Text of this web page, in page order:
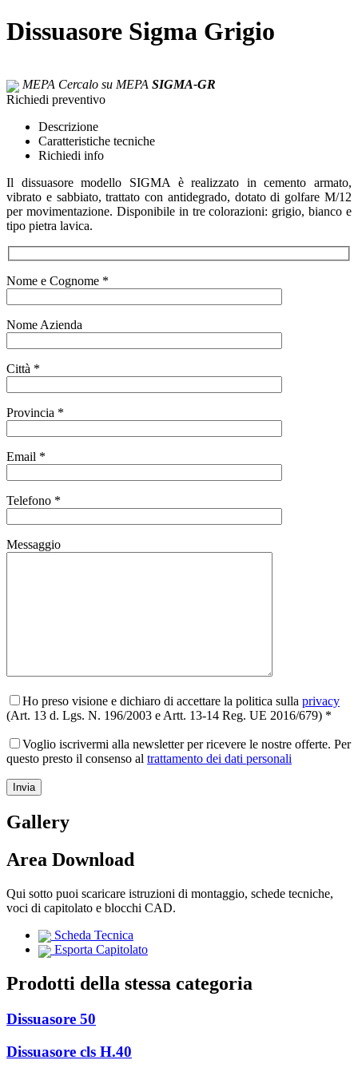
Dissuasore Sigma Grigio
MEPA Cercalo su MEPA SIGMA-GR
Richiedi preventivo
Descrizione
Caratteristiche tecniche
Richiedi info
Il dissuasore modello SIGMA è realizzato in cemento armato,
vibrato e sabbiato, trattato con antidegrado, dotato di golfare M/12
per movimentazione. Disponibile in tre colorazioni: grigio, bianco e
tipo pietra lavica.
Nome e Cognome *
Nome Azienda
Città *
Provincia *
Email *
Telefono *
Messaggio
Ho preso visione e dichiaro di accettare la politica sulla privacy
(Art. 13 d. Lgs. N. 196/2003 e Artt. 13-14 Reg. UE 2016/679) *
Voglio iscrivermi alla newsletter per ricevere le nostre offerte. Per
questo presto il consenso al trattamento dei dati personali
Gallery
Area Download
Qui sotto puoi scaricare istruzioni di montaggio, schede tecniche,
voci di capitolato e blocchi CAD.
Scheda Tecnica
Esporta Capitolato
Prodotti della stessa categoria
Dissuasore 50
Dissuasore cls H.40